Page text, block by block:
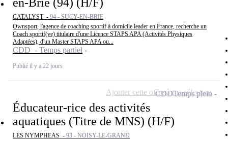
en-Brie (94) (H/F)
CATALYST - 94 - SUCY-EN-BRIE
Ownsport, l'agence de coaching sportif à domicile leader en France, recherche un
Coach sportif(ve) titulaire d'une Licence STAPS APA (Activités Physiques
Adaptées), d'un Master STAPS APA ou...
CDD - Temps partiel
Publié il y a 22 jours
Éducateur-rice des activités
aquatiques (Titre de MNS) (H/F)
LES NYMPHEAS - 93 - NOISY-LE-GRAND
CDDTemps plein
Ajouter cette offre à ma sélection